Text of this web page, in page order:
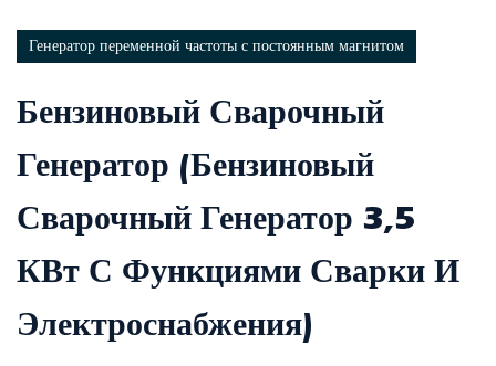
Генератор переменной частоты с постоянным магнитом
Бензиновый Сварочный
Генератор (бензиновый
Сварочный Генератор 3,5
КВт С Функциями Сварки И
Электроснабжения)